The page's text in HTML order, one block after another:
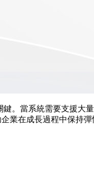
。當系統需要支援
業在成長過程中保持彈